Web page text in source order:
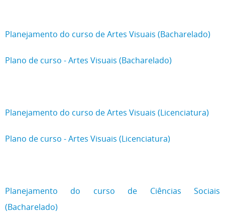
Planejamento do curso de Artes Visuais (Bacharelado)
Plano de curso - Artes Visuais (Bacharelado)
Planejamento do curso de Artes Visuais (Licenciatura)
Plano de curso - Artes Visuais (Licenciatura)
Planejamento do curso de Ciências Sociais
(Bacharelado)